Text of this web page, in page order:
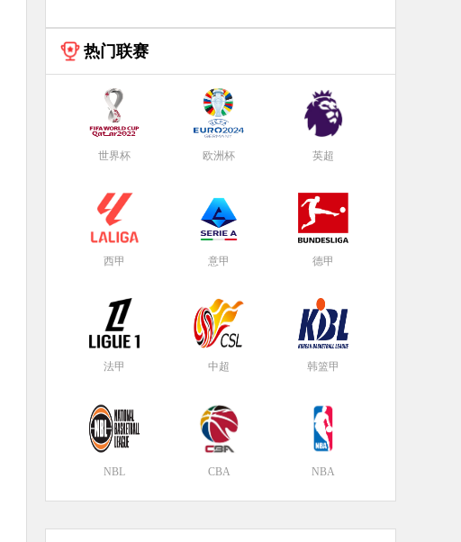
热门联赛
世界杯 欧洲杯 英超
西甲 意甲 德甲
法甲 中超 韩篮甲
NBL CBA NBA